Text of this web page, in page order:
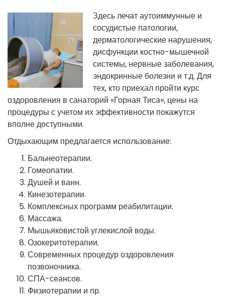
Здесь лечат аутоиммунные и
сосудистые патологии,
дерматологические нарушения,
дисфункции костно-мышечной
системы, нервные заболевания,
эндокринные болезни и т.д. Для
тех, кто приехал пройти курс
оздоровления в санаторий «Горная Тиса», цены на
процедуры с учетом их эффективности покажутся
вполне доступными.
Отдыхающим предлагается использование:
Бальнеотерапии.
Гомеопатии.
Душей и ванн.
Кинезотерапии.
Комплексных программ реабилитации.
Массажа.
Мышьяковистой углекислой воды.
Озокеритотерапии.
Современных процедур оздоровления
позвоночника.
СПА-сеансов.
Физиотерапии и пр.